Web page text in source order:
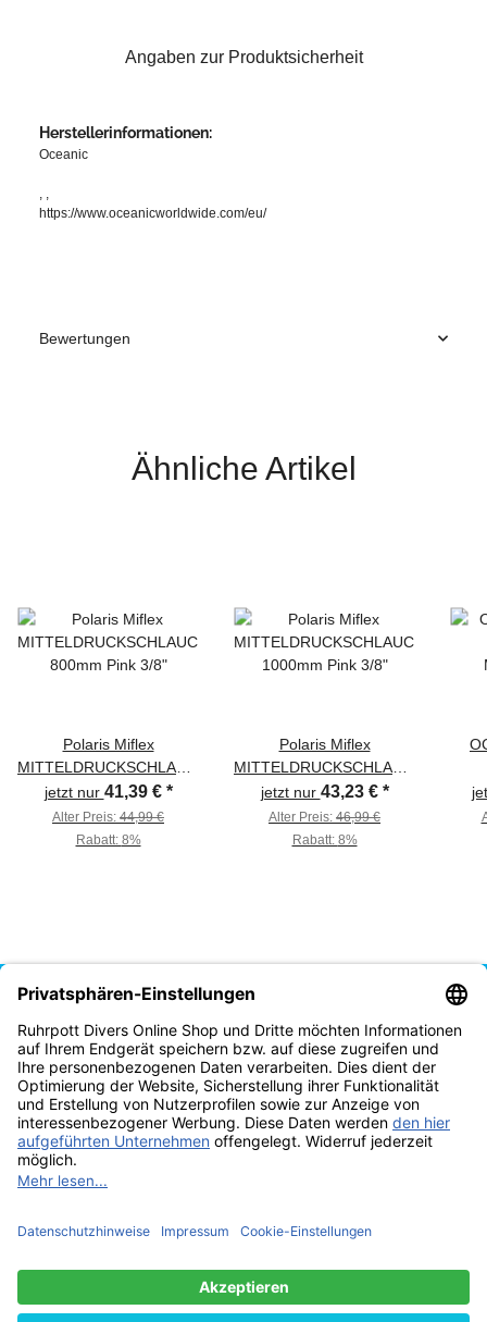
Angaben zur Produktsicherheit
Herstellerinformationen:
Oceanic
https://www.oceanicworldwide.com/eu/
Bewertungen
Ähnliche Artikel
Polaris Miflex
MITTELDRUCKSCHLAUCH
800mm Pink 3/8"
jetzt nur 41,39 € *
Alter Preis: 44,99 €
Rabatt: 8%
Polaris Miflex
MITTELDRUCKSCHLAUCH
1000mm Pink 3/8"
jetzt nur 43,23 € *
Alter Preis: 46,99 €
Rabatt: 8%
Vertrag widerrufen
* Alle Preise inkl. gesetzlicher USt., zzgl.Versand